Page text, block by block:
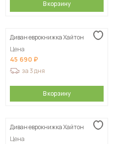
В корзину
Диван еврокнижка Хайтон
Цена
45 690
за 3 дня
В корзину
Диван еврокнижка Хайтон
Цена